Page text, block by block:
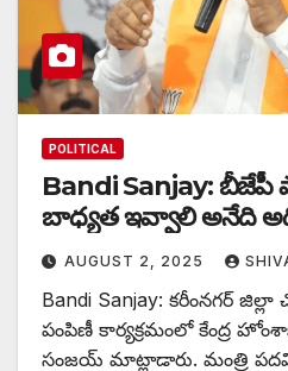
POLITICAL
Bandi Sanjay: బీజేపీ
బాధ్యత ఇవ్వాలి అనేది
AUGUST 2, 2025
Bandi Sanjay: కరీంనగర్
పంపిణీ కార్యక్రమంలో కేంద్ర
సంజయ్ మాట్లాడారు. మంత్రి